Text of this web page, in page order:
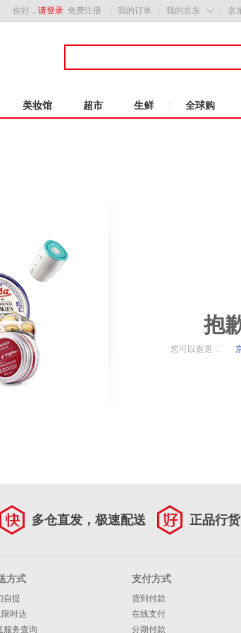
你好， 请登录 免费注册 我的订单 我的京东  京
美妆馆 超市 生鲜 全球购
抱
您可以逛逛 :
多仓直发，极速配送 正品行
方式
自提
时达
服务查询
支付方式
货到付款
在线支付
分期付款